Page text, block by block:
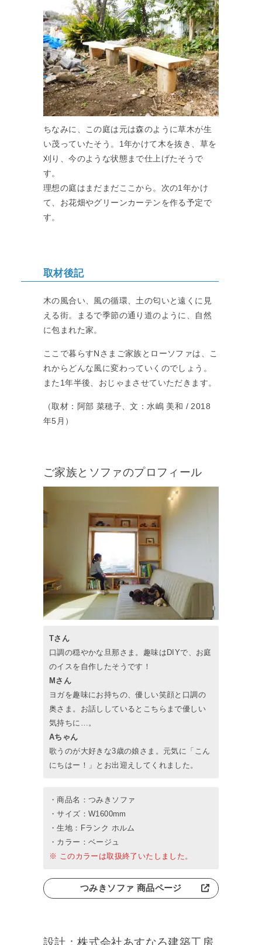
ちなみに、この庭は元は森のように草木が生
い茂っていたそう。1年かけて木を抜き、草を
刈り、今のような状態まで仕上げたそうで
す。
理想の庭はまだまだここから。次の1年かけ
て、お花畑やグリーンカーテンを作る予定で
す。
取材後記
木の風合い、風の循環、土の匂いと遠くに見
える街。まるで季節の通り道のように、自然
に包まれた家。
ここで暮らすNさまご家族とローソファは、こ
れからどんな風に変わっていくのでしょう。
また1年半後、おじゃまさせていただきます。
（取材：阿部 菜穂子、文：水嶋 美和 / 2018
年5月）
ご家族とソファのプロフィール
Tさん
口調の穏やかな旦那さま。趣味はDIYで、お庭
のイスを自作したそうです！
Mさん
ヨガを趣味にお持ちの、優しい笑顔と口調の
奥さま。お話ししているとこちらまで優しい
気持ちに…。
Aちゃん
歌うのが大好きな3歳の娘さま。元気に「こん
にちはー！」とお出迎えしてくれました。
・商品名：つみきソファ
・サイズ：W1600mm
・生地：Fランク ホルム
・カラー：ベージュ
※ このカラーは取扱終了いたしました。
つみきソファ 商品ページ
設計：株式会社あすなろ建築工房